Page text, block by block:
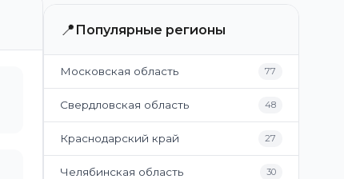
📍 Популярные регионы
Московская область 77
Свердловская область 48
Краснодарский край 27
Челябинская область 30